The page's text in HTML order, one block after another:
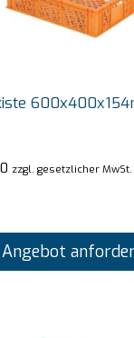
zzgl. gesetzlicher MwSt.
Angebot